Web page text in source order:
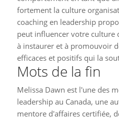
fortement la culture
coaching en leadership
peut influencer votre culture
à instaurer et à promouvoir
efficaces et positifs qui la
Mots de la fin
Melissa Dawn est l'une des
leadership au Canada, une
mentore d'affaires certifiée,